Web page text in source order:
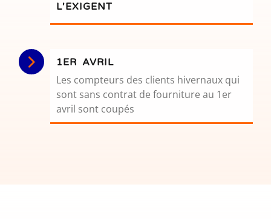
L'EXIGENT
1ER AVRIL
Les compteurs des clients hivernaux qui
sont sans contrat de fourniture au 1er
avril sont coupés